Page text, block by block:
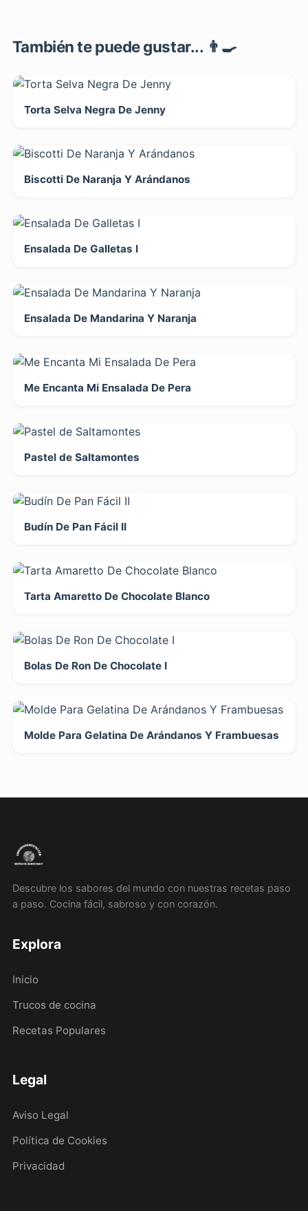
También te puede gustar... 👨‍🍳
Torta Selva Negra De Jenny
Biscotti De Naranja Y Arándanos
Ensalada De Galletas I
Ensalada De Mandarina Y Naranja
Me Encanta Mi Ensalada De Pera
Pastel de Saltamontes
Budín De Pan Fácil II
Tarta Amaretto De Chocolate Blanco
Bolas De Ron De Chocolate I
Molde Para Gelatina De Arándanos Y Frambuesas
Descubre los sabores del mundo con nuestras recetas paso
a paso. Cocina fácil, sabroso y con corazón.
Explora
Inicio
Trucos de cocina
Recetas Populares
Legal
Aviso Legal
Política de Cookies
Privacidad